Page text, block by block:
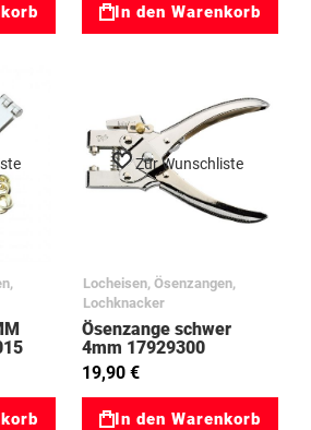
In den Warenkorb
Zur Wunschliste
Locheisen, Ösenzangen,
Lochknacker
Ösenzange schwer
4mm 17929300
19,90 €
In den Warenkorb